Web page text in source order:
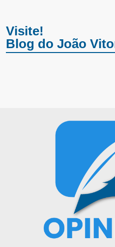
Visite!
Blog do João